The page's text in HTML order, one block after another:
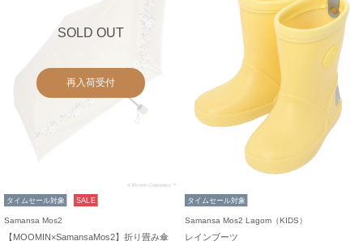
SOLD OUT
再入荷受付
タイムセール対象 SALE
Samansa Mos2
【MOOMIN×SamansaMos2】折り畳み傘
タイムセール対象
Samansa Mos2 Lagom（KIDS）
レインブーツ